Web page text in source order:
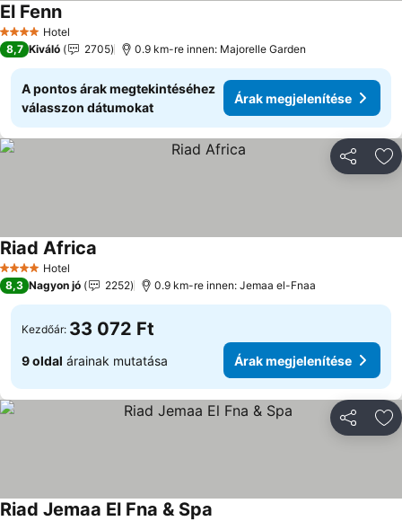
4 KategóriaHotel
El Fenn
8,7 Kiváló 2705 0.9 km-re innen: Majorelle Garden
A pontos árak megtekintéséhez
válasszon dátumokat
Árak megjelenítése
4 KategóriaHotel
Riad Africa
8,3 Nagyon jó 2252 0.9 km-re innen: Jemaa el-Fnaa
Kezdőár: 33 072 Ft
9 oldal árainak mutatása Árak megjelenítése
Riad Jemaa El Fna & Spa